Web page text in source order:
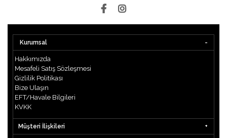
Kurumsal
Hakkımızda
Mesafeli Satış Sözleşmesi
Gizlilik Politikası
Bize Ulaşın
EFT/Havale Bilgileri
KVKK
Müşteri İlişkileri